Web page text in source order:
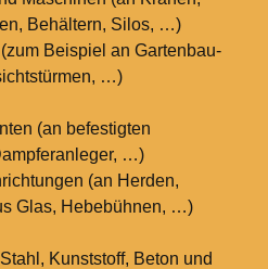
Behältern, Silos, …)
Beispiel an Gartenbau-
…)
(an befestigten
…)
(an Herden,
Glas, Hebebühnen, …)
Kunststoff, Beton und